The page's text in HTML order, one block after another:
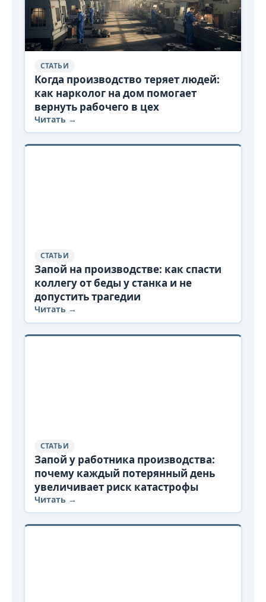
СТАТЬИ
Когда производство теряет людей:
как нарколог на дом помогает
вернуть рабочего в цех
Читать →
СТАТЬИ
Запой на производстве: как спасти
коллегу от беды у станка и не
допустить трагедии
Читать →
СТАТЬИ
Запой у работника производства:
почему каждый потерянный день
увеличивает риск катастрофы
Читать →